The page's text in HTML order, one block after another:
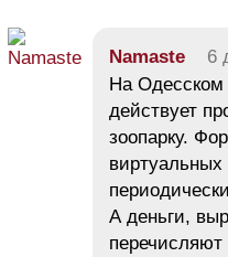
Namaste 6
На
действует
зоопарку.
А деньги,
перечисляют